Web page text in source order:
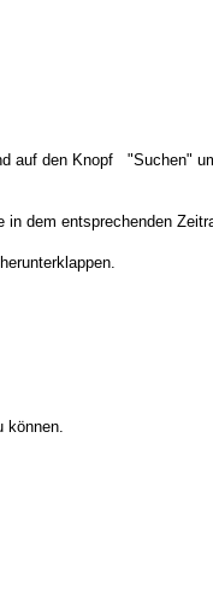
auf den Knopf "Suchen"
dem entsprechenden
können.